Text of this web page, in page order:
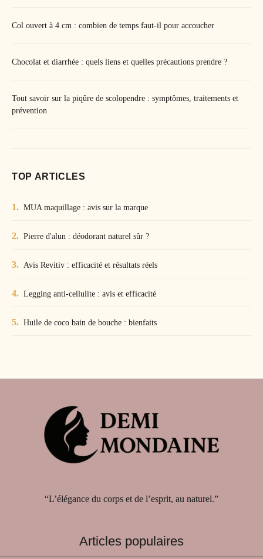
Col ouvert à 4 cm : combien de temps faut-il pour accoucher
Chocolat et diarrhée : quels liens et quelles précautions prendre ?
Tout savoir sur la piqûre de scolopendre : symptômes, traitements et
prévention
TOP ARTICLES
MUA maquillage : avis sur la marque
Pierre d'alun : déodorant naturel sûr ?
Avis Revitiv : efficacité et résultats réels
Legging anti-cellulite : avis et efficacité
Huile de coco bain de bouche : bienfaits
“L’élégance du corps et de l’esprit, au naturel.”
Articles populaires